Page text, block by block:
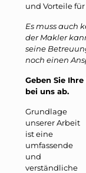
und Vorteile
Es muss auch
der Makler
seine
noch einen
Geben Sie
bei uns ab.
Grundlage
unserer Arbeit
ist eine
umfassende
und
verständliche